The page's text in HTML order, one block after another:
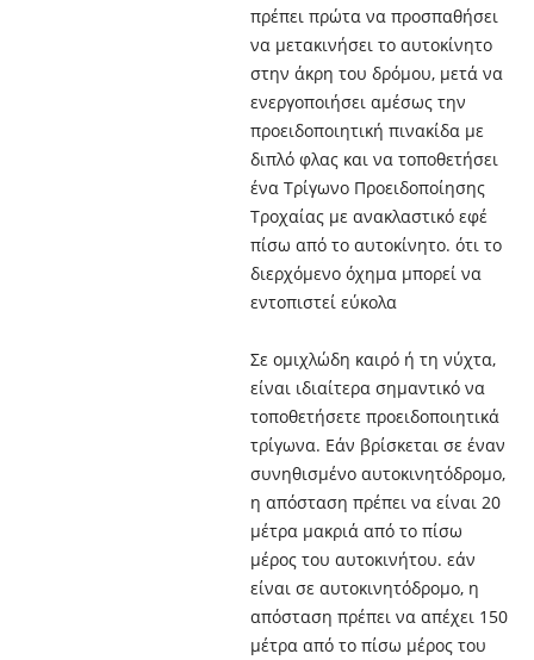
πρέπει πρώτα να προσπαθήσει
να μετακινήσει το αυτοκίνητο
στην άκρη του δρόμου, μετά να
ενεργοποιήσει αμέσως την
προειδοποιητική πινακίδα με
διπλό φλας και να τοποθετήσει
ένα Τρίγωνο Προειδοποίησης
Τροχαίας με ανακλαστικό εφέ
πίσω από το αυτοκίνητο. ότι το
διερχόμενο όχημα μπορεί να
εντοπιστεί εύκολα
Σε ομιχλώδη καιρό ή τη νύχτα,
είναι ιδιαίτερα σημαντικό να
τοποθετήσετε προειδοποιητικά
τρίγωνα. Εάν βρίσκεται σε έναν
συνηθισμένο αυτοκινητόδρομο,
η απόσταση πρέπει να είναι 20
μέτρα μακριά από το πίσω
μέρος του αυτοκινήτου. εάν
είναι σε αυτοκινητόδρομο, η
απόσταση πρέπει να απέχει 150
μέτρα από το πίσω μέρος του